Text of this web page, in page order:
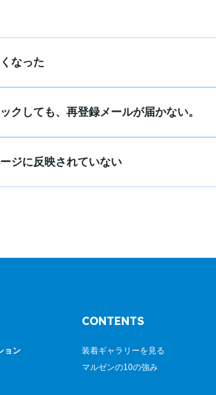
なった
クしても、再登録メールが届かない。
ジに反映されていない
ョン
CONTENTS
装着ギャラリーを見る
マルゼンの10の強み